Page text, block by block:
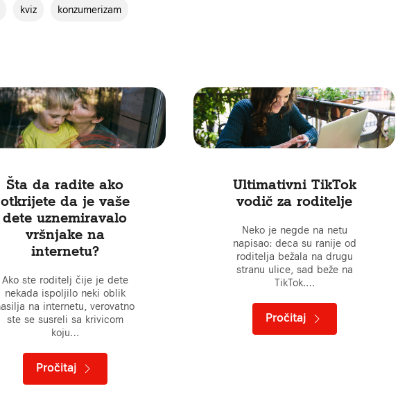
kviz konzumerizam
Šta da radite ako
otkrijete da je vaše
dete uznemiravalo
vršnjake na
internetu?
Ako ste roditelj čije je dete
nekada ispoljilo neki oblik
na internetu, verovatno
ste se susreli sa krivicom
koju…
Pročitaj
Ultimativni TikTok
vodič za roditelje
Neko je negde na netu
napisao: deca su ranije od
roditelja bežala na drugu
stranu ulice, sad beže na
TikTok.…
Pročitaj